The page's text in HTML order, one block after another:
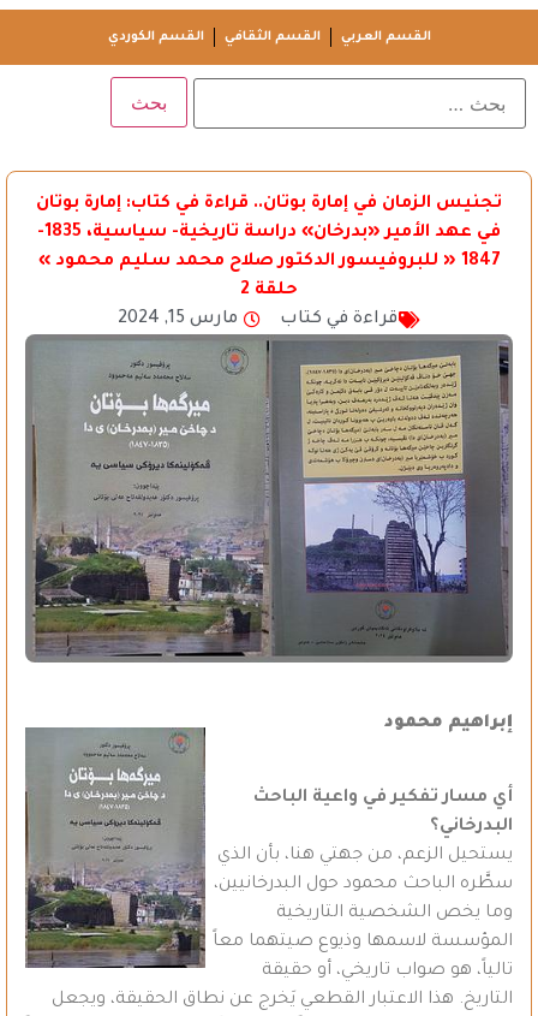
القسم العربي القسم الثقافي القسم الكوردي
تجنيس الزمان في إمارة بوتان.. قراءة في كتاب: إمارة بوتان
في عهد الأمير «بدرخان» دراسة تاريخية- سياسية، 1835-
1847 « للبروفيسور الدكتور صلاح محمد سليم محمود »
حلقة 2
قراءة في كتاب
مارس 15, 2024
إبراهيم محمود
أي مسار تفكير في واعية الباحث
البدرخاني؟
يستحيل الزعم، من جهتي هنا، بأن الذي
سطَّره الباحث محمود حول البدرخانيين،
وما يخص الشخصية التاريخية
المؤسسة لاسمها وذيوع صيتهما معاً
تالياً، هو صواب تاريخي، أو حقيقة
التاريخ. هذا الاعتبار القطعي يَخرج عن نطاق الحقيقة، ويجعل